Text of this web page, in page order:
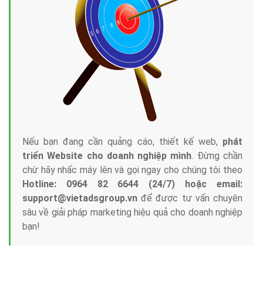
Nếu bạn đang cần quảng cáo, thiết kế web, phát
triển Website cho doanh nghiệp mình. Đừng chần
chừ hãy nhấc máy lên và gọi ngay cho chúng tôi theo
Hotline: 0964 82 6644 (24/7) hoặc email:
support@vietadsgroup.vn để được tư vấn chuyên
sâu về giải pháp marketing hiệu quả cho doanh nghiệp
bạn!